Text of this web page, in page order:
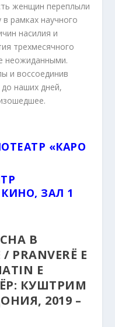
женщин переплыли
рамках научного
насилия и
трехмесячного
неожиданными.
и воссоединив
наших дней,
«КАРО
ЗАЛ 1
В
E
E
КУШТРИМ
2019 –